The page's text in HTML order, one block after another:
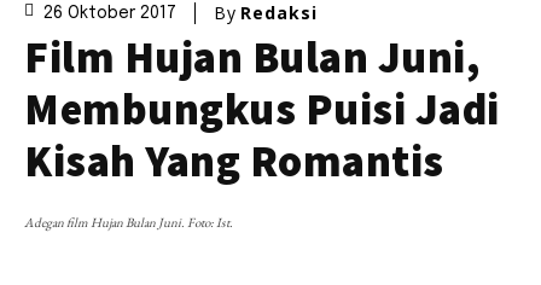
26 Oktober 2017 By Redaksi
Film Hujan Bulan Juni,
Membungkus Puisi Jadi
Kisah Yang Romantis
Adegan film Hujan Bulan Juni. Foto: Ist.